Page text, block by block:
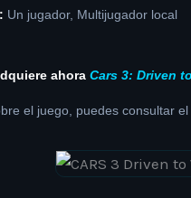
Un jugador, Multijugador local
ahora Cars 3: Driven
el juego, puedes consultar el